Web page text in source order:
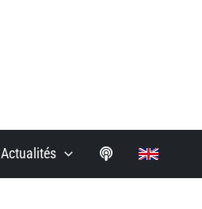
Actualités